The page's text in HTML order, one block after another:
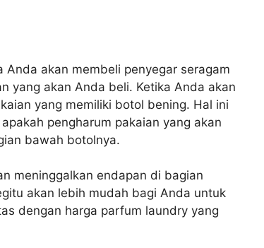
akan membeli penyegar seragam
yang akan Anda beli. Ketika Anda akan
yang memiliki botol bening. Hal ini
pengharum pakaian yang akan
bawah botolnya.
meninggalkan endapan di bagian
akan lebih mudah bagi Anda untuk
dengan harga parfum laundry yang